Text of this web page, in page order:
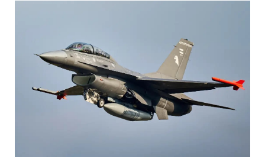
AGUSTIN BOFFI
Aviación Militar, Fuerza Aérea Argentina